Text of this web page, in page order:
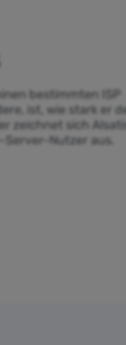
bestimmten ISP
ist, wie stark er
zeichnet sich
Nutzer aus.